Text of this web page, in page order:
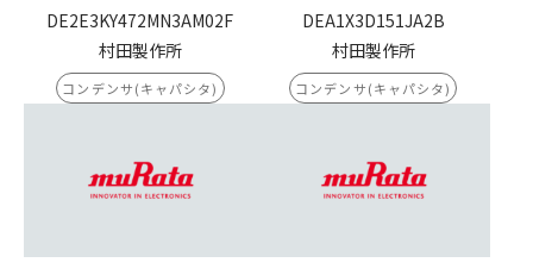
DE2E3KY472MN3AM02F
村田製作所
コンデンサ(キャパシタ)
DEA1X3D151JA2B
村田製作所
コンデンサ(キャパシタ)